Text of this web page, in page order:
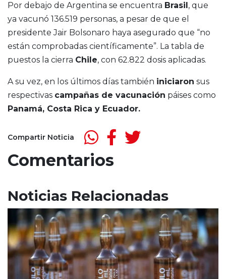
Por debajo de Argentina se encuentra Brasil , que
ya vacunó 136.519 personas, a pesar de que el
presidente Jair Bolsonaro haya asegurado que “no
están comprobadas científicamente”. La tabla de
puestos la cierra Chile, con 62.822 dosis aplicadas.
A su vez, en los últimos días también iniciaron sus
respectivas campañas de vacunación páises como
Panamá, Costa Rica y Ecuador.
Compartir Noticia
Comentarios
Noticias Relacionadas